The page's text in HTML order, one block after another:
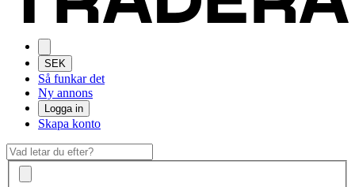
SEK
Så funkar det
Ny annons
Logga in
Skapa konto